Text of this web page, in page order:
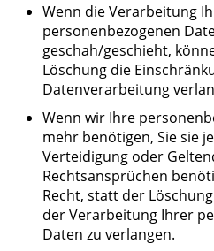
Wenn die Verarbeitung
personenbezogenen
geschah/geschieht,
Löschung die
Datenverarbeitung
Wenn wir Ihre
mehr benötigen, Sie sie
Verteidigung oder
Rechtsansprüchen
Recht, statt der
der Verarbeitung Ihrer
Daten zu verlangen.